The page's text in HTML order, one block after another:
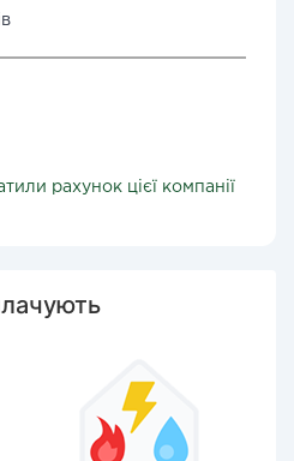
рахунок цієї компанії